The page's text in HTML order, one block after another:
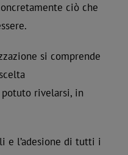
ciò che
si comprende
rivelarsi, in
e l’adesione di tutti i